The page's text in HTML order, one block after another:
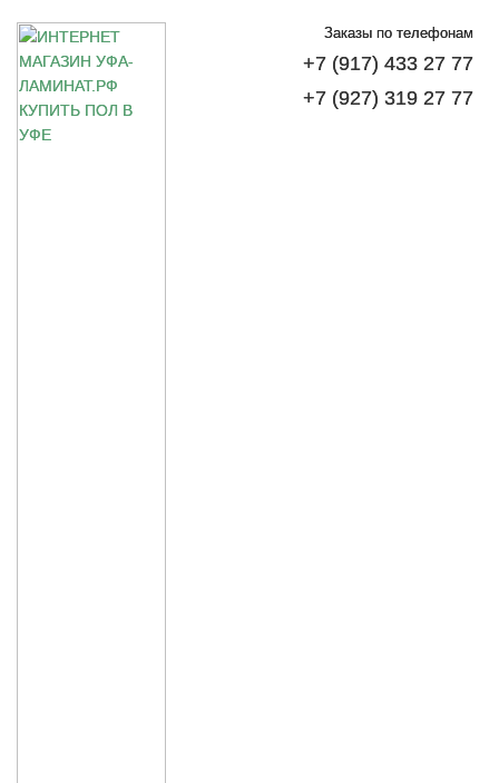
Заказы по телефонам
+7 (917) 433 27 77
+7 (927) 319 27 77